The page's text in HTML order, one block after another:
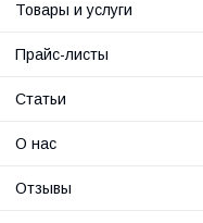
Товары и услуги
Прайс-листы
Статьи
О нас
Отзывы